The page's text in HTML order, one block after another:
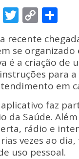
F
o
k
T
itt
er
C
p
y
Li
n
k
ar
e
recente
se organizado
é a criação de
para
em
faz
da Saúde.
rádio e
vezes ao
uso pessoal.